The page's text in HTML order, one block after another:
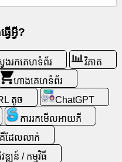
ើអ្វី?
ែងរកគេហទំព័រ
វិភាគ
ហាងគេហទំព័រ
តូច
ChatGPT
ការរកមើលអាយភី
គីដែលលាក់
ឌ្ឍន៍ / កម្មវិធី